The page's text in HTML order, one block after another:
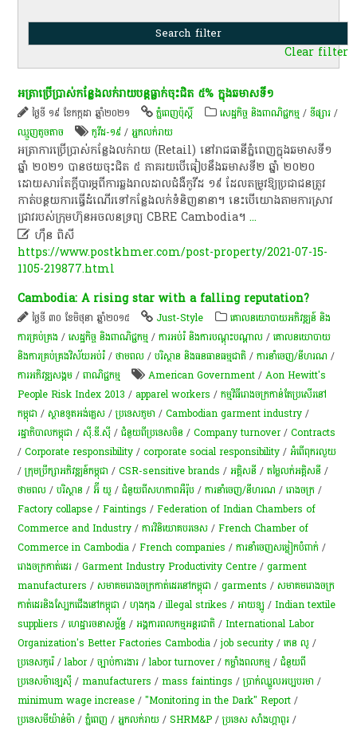
Clear filter
អត្រា​ប្រើប្រាស់​កន្លែង​លក់រាយ​បន្ត​ធ្លាក់ចុះ​ជិត ៥% ​ក្នុង​ឆមាស​ទី​១
ថ្ងៃទី ១៩ ខែកក្កដា ឆ្នាំ២០២១ ភ្នំពេញប៉ុស្តិ៍ សេដ្ឋកិច្ច និងពាណិជ្ជកម្ម /ទីផ្សារ /
ឈ្មួញតូចតាច
កូ​វី​ដ​-១៩ /អ្នកលក់រាយ
អត្រា​ការប្រើប្រាស់​កន្លែង​លក់រាយ​ (Retail) នៅ​រាជធានី​ភ្នំពេញ​ក្នុង​ឆមាស​ទី​១
ឆ្នាំ​ ២០២១ បាន​ថយចុះ​ជិត ៥ ​ភាគរយ​បើ​ធៀប​នឹង​ឆមាស​ទី​២ ឆ្នាំ​ ២០២០
ដោយសារតែ​ក្តីបារម្ភ​ពី​ការឆ្លង​រាលដាល​ជំងឺ​កូវីដ​ ១៩ ដែល​តម្រូវឱ្យ​ប្រជាជន​ត្រូវ​
កាត់បន្ថយ​ការធ្វើដំណើរ​ទៅ​កន្លែង​លក់ទំនិញ​នានា​។ នេះ​បើ​យោងតាម​ការស្រាវ
ជ្រាវរ​បស់​ក្រុមហ៊ុន​អចលនទ្រព្យ CBRE Cambodia។...
 ហ៊ឹន ពិសី
https://www.postkhmer.com/post-property/2021-07-15-
1105-219877.html
Cambodia: A rising star with a falling reputation?
ថ្ងៃទី ៣០ ខែមិថុនា ឆ្នាំ២០១៥ Just-Style
គោលនយោបាយ​អភិវឌ្ឍន៍​ និង​
ការ​គ្រប់គ្រង​ /សេដ្ឋកិច្ច និងពាណិជ្ជកម្ម /ការអប់រំ និងការបណ្តុះបណ្តាល /គោលនយោបាយ
និងការគ្រប់គ្រងវិស័យអប់រំ /ថាមពល /បរិស្ថាន និងធនធានធម្មជាតិ /ការនាំចេញ/នីហរណ /
ការ​អភិវឌ្ឍ​សង្គម /ពាណិជ្ជកម្ម American Government /Aon Hewitt's
People Risk Index 2013 /apparel workers /កម្មវិធី​រោង​ចក្រ​កាន់​តែ​ប្រសើរ​នៅ​
កម្ពុជា /ស្ថានទូតអង់គ្លេស /ប្រទេសភូមា /Cambodian garment industry /
រដ្ឋាភិបាលកម្ពុជា /ស៊ី.ឌី.ស៊ី /ជំនួយពីប្រទេសចិន /Company turnover/Contracts
/Corporate responsibility /corporate social responsibility /អំពើពុក​រលួយ
/ក្រុមប្រឹក្សាអភិវឌ្ឍន៍កម្ពុជា /CSR-sensitive brands /អគ្គិសនី /តម្លៃលក់អគ្គិសនី /
ថាមពល /​បរិស្ថាន /អ៊ី យូ /ជំនួយពីសហភាពអឺរ៉ុប /ការនាំចេញ/នីហរណ /រោងចក្រ /
Factory collapse /Faintings /Federation of Indian Chambers of
Commerce and Industry /ការវិនិយោគបរទេស /French Chamber of
Commerce in Cambodia /French companies /ការ​នាំ​ចេញ​សម្លៀក​បំពាក់ /
រោងចក្រកាត់ដេរ /Garment Industry Productivity Centre /garment
manufacturers /សមាគម​រោងចក្រ​កាត់​ដេរ​នៅ​កម្ពុជា /garments /សមាគមរោងចក្រ
កាត់ដេរនិងស្បែកជើងនៅកម្ពុជា /ហុងកុង /illegal strikes /អាយឡូ /Indian textile
suppliers /ហេដ្ឋារចនាសម្ព័ន្ធ /អង្គការពលកម្មអន្តរជាតិ /International Labor
Organization's Better Factories Cambodia /job security /កេន លូ /
ប្រទេសកូរ៉េ /labor/ច្បាប់ការងារ /labor turnover/កម្លាំងពលកម្ម /ជំនួយពី
ប្រទេសម៉ាឡេស៊ី​​/manufacturers /mass faintings /ប្រាក់​ឈ្នួល​អប្បបរមា /
minimum wage increase /"Monitoring in the Dark" Report /
ប្រទេសមីយ៉ាន់ម៉ា /ភ្នំពេញ /អ្នកលក់រាយ /SHRM&P /ប្រទេស សាំងហ្គាពួរ /